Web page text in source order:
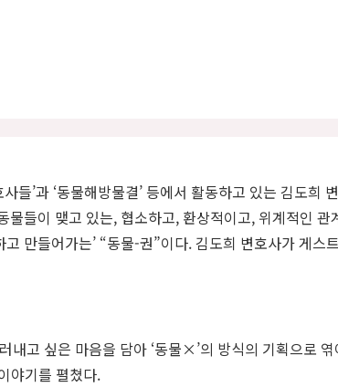
’과 ‘동물해방물결’ 등에서 활동하고 있는 김도희
들이 맺고 있는, 협소하고, 환상적이고, 위계적인 관
만들어가는’ “동물-권”이다. 김도희 변호사가 게스
내고 싶은 마음을 담아 ‘동물×’의 방식의 기획으로
기를 펼쳤다.